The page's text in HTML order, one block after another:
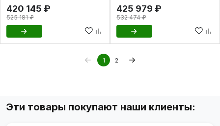
420 145 ₽
525 181 ₽
425 979 ₽
532 474 ₽
1 2
Эти товары покупают наши клиенты: